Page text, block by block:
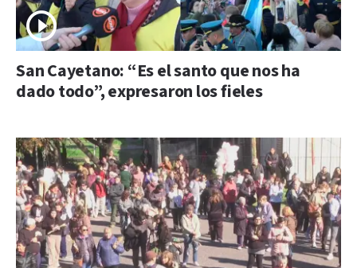
San Cayetano: “Es el santo que nos ha
dado todo”, expresaron los fieles